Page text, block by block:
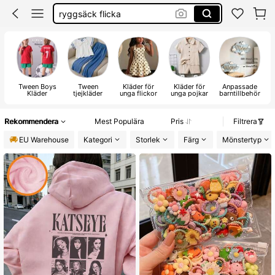
jeans
barn kälder
Tween Boys
Kläder
Tween
tjejkläder
Kläder för
unga flickor
Kläder för
unga pojkar
Anpassade
barntillbehör
Rekommendera Mest Populära Pris
Filtrera
EU Warehouse
Kategori Storlek Färg Mönstertyp